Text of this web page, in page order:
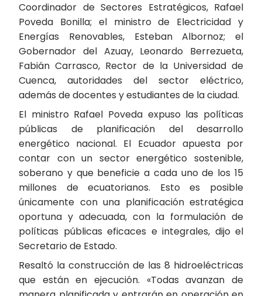
Coordinador de Sectores Estratégicos, Rafael
Poveda Bonilla; el ministro de Electricidad y
Energías Renovables, Esteban Albornoz; el
Gobernador del Azuay, Leonardo Berrezueta,
Fabián Carrasco, Rector de la Universidad de
Cuenca, autoridades del sector eléctrico,
además de docentes y estudiantes de la ciudad.
El ministro Rafael Poveda expuso las políticas
públicas de planificación del desarrollo
energético nacional. El Ecuador apuesta por
contar con un sector energético sostenible,
soberano y que beneficie a cada uno de los 15
millones de ecuatorianos. Esto es posible
únicamente con una planificación estratégica
oportuna y adecuada, con la formulación de
políticas públicas eficaces e integrales, dijo el
Secretario de Estado.
Resaltó la construcción de las 8 hidroeléctricas
que están en ejecución. «Todas avanzan de